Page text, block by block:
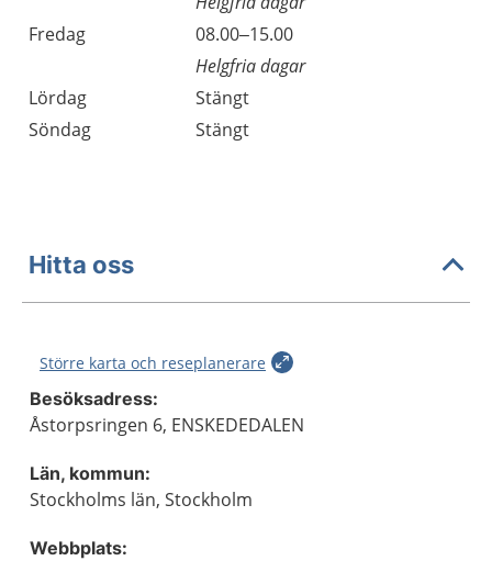
Fredag
08.00–15.00
Helgfria dagar
Lördag
Stängt
Söndag
Stängt
Hitta oss
Större karta och reseplanerare
Besöksadress:
Åstorpsringen 6, ENSKEDEDALEN
Län, kommun:
Stockholms län, Stockholm
Webbplats: